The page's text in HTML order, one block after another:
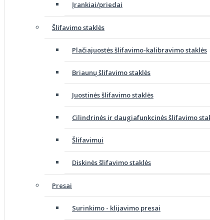
Įrankiai/priedai
Šlifavimo staklės
Plačiajuostės šlifavimo-kalibravimo staklės
Briaunų šlifavimo staklės
Juostinės šlifavimo staklės
Cilindrinės ir daugiafunkcinės šlifavimo
Šlifavimui
Diskinės šlifavimo staklės
Presai
Surinkimo - klijavimo presai